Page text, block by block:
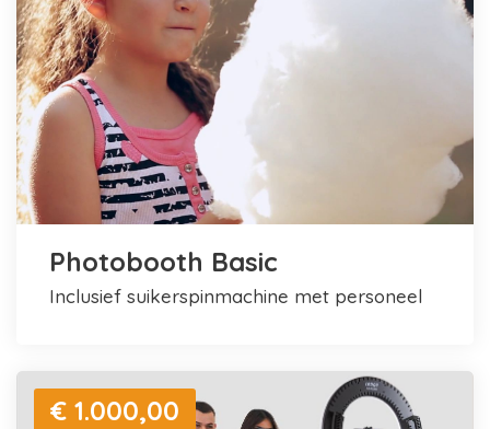
Photobooth Basic
inclusief suikerspinmachine met personeel
€ 1.000,00